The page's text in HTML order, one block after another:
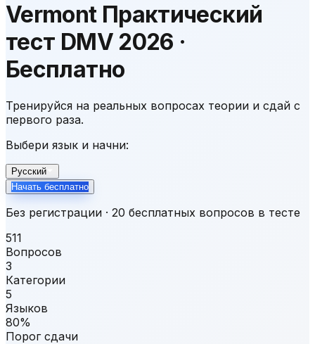
Vermont Практический
тест DMV 2026 ·
Бесплатно
Тренируйся на реальных вопросах теории и сдай с
первого раза.
Выбери язык и начни:
Русский
Начать бесплатно
Без регистрации · 20 бесплатных вопросов в тесте
511
Вопросов
3
Категории
5
Языков
80%
Порог сдачи